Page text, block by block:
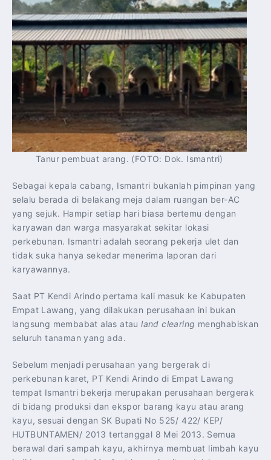
Tanur pembuat arang. (FOTO: Dok. Ismantri)
Sebagai kepala cabang, Ismantri bukanlah pimpinan yang
selalu berada di belakang meja dalam ruangan ber-AC
yang sejuk. Hampir setiap hari biasa bertemu dengan
karyawan dan warga masyarakat sekitar lokasi
perkebunan. Ismantri adalah seorang pekerja ulet dan
tidak suka hanya sekedar menerima laporan dari
karyawannya.
Saat PT Kendi Arindo pertama kali masuk ke Kabupaten
Empat Lawang, yang dilakukan perusahaan ini bukan
langsung membabat alas atauland clearing menghabiskan
seluruh tanaman yang ada.
Sebelum menjadi perusahaan yang bergerak di
perkebunan karet, PT Kendi Arindo di Empat Lawang
tempat Ismantri bekerja merupakan perusahaan bergerak
di bidang produksi dan ekspor barang kayu atau arang
kayu, sesuai dengan SK Bupati No 525/ 422/ KEP/
HUTBUNTAMEN/ 2013 tertanggal 8 Mei 2013. Semua
berawal dari sampah kayu, akhirnya membuat limbah kayu